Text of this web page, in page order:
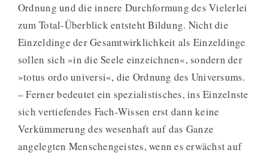
Ordnung und die innere Durchformung des Vielerlei
zum Total-Überblick entsteht Bildung. Nicht die
Einzeldinge der Gesamtwirklichkeit als Einzeldinge
sollen sich »in die Seele einzeichnen«, sondern der
»totus ordo universi«, die Ordnung des Universums.
– Ferner bedeutet ein spezialistisches, ins Einzelnste
sich vertiefendes Fach-Wissen erst dann keine
Verkümmerung des wesenhaft auf das Ganze
angelegten Menschengeistes, wenn es erwächst auf